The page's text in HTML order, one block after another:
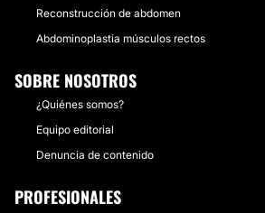
Reconstrucción de abdomen
Abdominoplastia músculos rectos
SOBRE NOSOTROS
¿Quiénes somos?
Equipo editorial
Denuncia de contenido
PROFESIONALES